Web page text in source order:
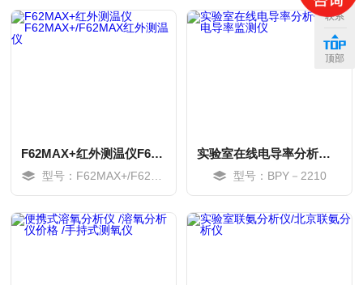
F62MAX+红外测温仪F62MAX+/F62MAX红外测温仪
型号：F62MAX+/F62MAX
实验室在线电导率分析仪/在线电导率监测仪
型号：BPY－2210
联系
顶部